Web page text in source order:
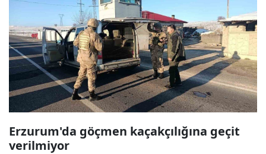
Erzurum'da göçmen kaçakçılığına geçit
verilmiyor